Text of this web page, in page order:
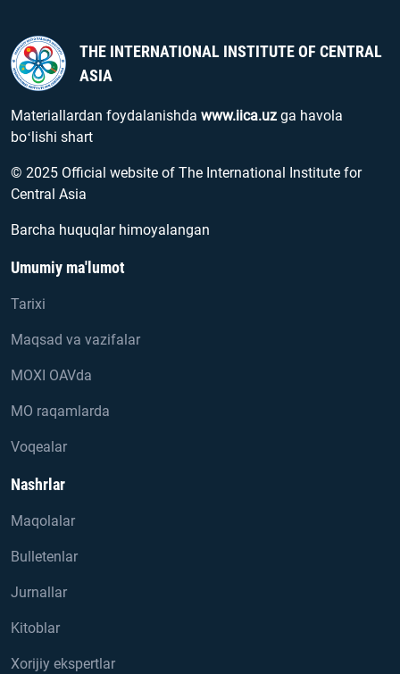
THE INTERNATIONAL INSTITUTE OF CENTRAL
ASIA
Materiallardan foydalanishda www.iica.uz ga havola
boʻlishi shart
© 2025 Official website of The International Institute for
Central Asia
Barcha huquqlar himoyalangan
Umumiy ma'lumot
Tarixi
Maqsad va vazifalar
MOXI OAVda
MO raqamlarda
Voqealar
Nashrlar
Maqolalar
Bulletenlar
Jurnallar
Kitoblar
Xorijiy ekspertlar